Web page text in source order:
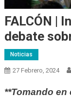
FALCÓN |
debate
Noticias
27 Febrero, 2024
**Tomando